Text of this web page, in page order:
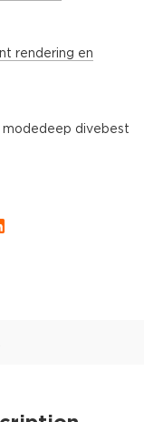
rendering en
deep divebest